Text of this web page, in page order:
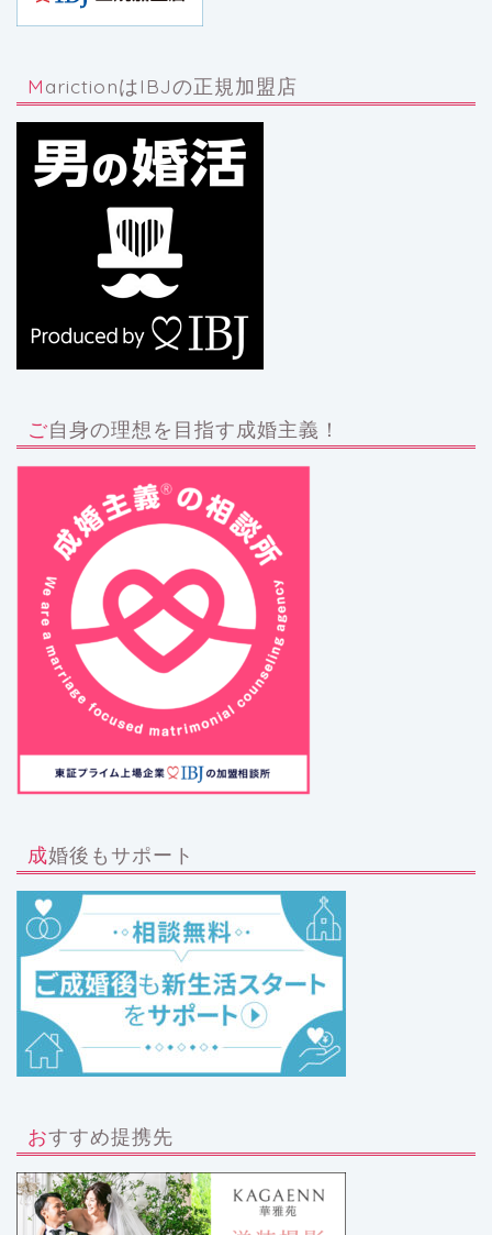
MarictionはIBJの正規加盟店
ご自身の理想を目指す成婚主義！
成婚後もサポート
おすすめ提携先